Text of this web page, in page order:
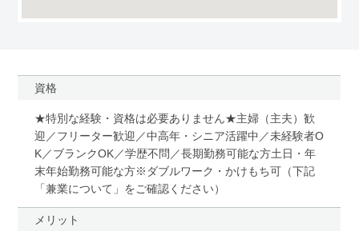
資格
★特別な経験・資格は必要ありません★主婦（主夫）歓
迎／フリーター歓迎／中高年・シニア活躍中／未経験者O
K／ブランクOK／学歴不問／長期勤務可能な方土日・年
末年始勤務可能な方※ダブルワーク・かけもち可（下記
「兼業について」をご確認ください）
メリット